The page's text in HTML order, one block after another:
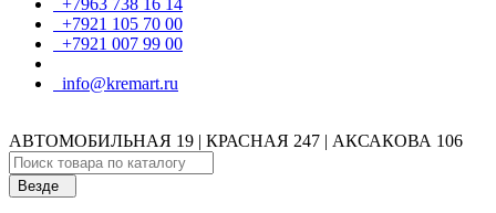
+7921 105 70 00
+7921 007 99 00
info@kremart.ru
АВТОМОБИЛЬНАЯ 19 | КРАСНАЯ 247 | АКСАКОВА 106
Везде